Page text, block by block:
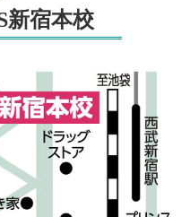
新宿本校